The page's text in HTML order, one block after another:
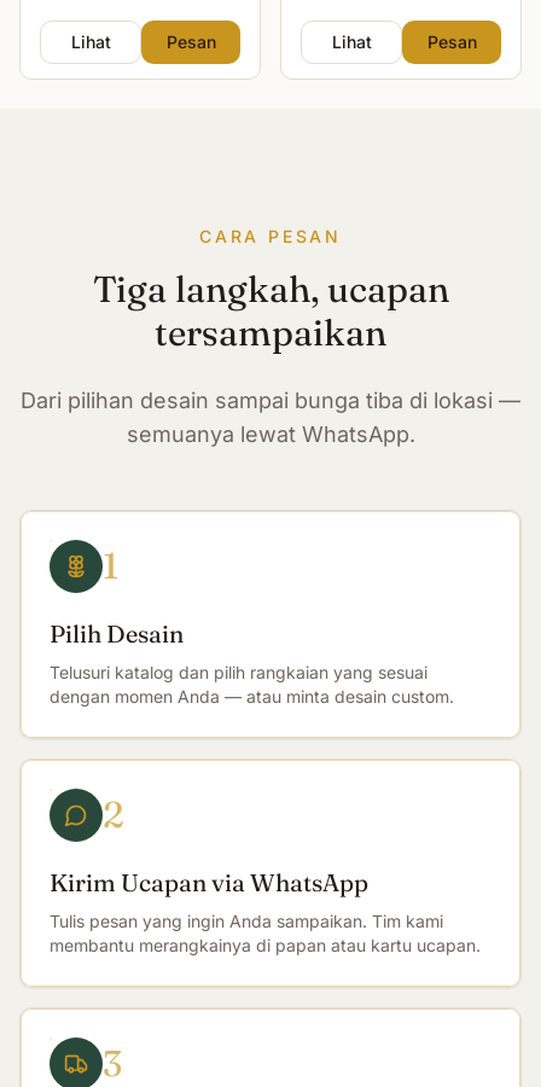
Lihat
Pesan Lihat Pesan
CARA PESAN
Tiga langkah, ucapan
tersampaikan
Dari pilihan desain sampai bunga tiba di lokasi —
semuanya lewat WhatsApp.
1
Pilih Desain
Telusuri katalog dan pilih rangkaian yang sesuai
dengan momen Anda — atau minta desain custom.
2
Kirim Ucapan via WhatsApp
Tulis pesan yang ingin Anda sampaikan. Tim kami
membantu merangkainya di papan atau kartu ucapan.
3